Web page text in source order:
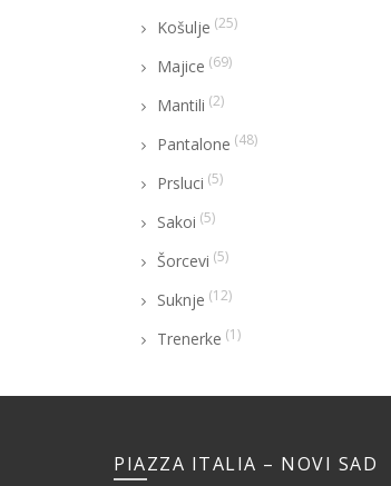
Košulje (25)
Majice (69)
Mantili (2)
Pantalone (48)
Prsluci (5)
Sakoi (5)
Šorcevi (5)
Suknje (12)
Trenerke (1)
PIAZZA ITALIA – NOVI SAD